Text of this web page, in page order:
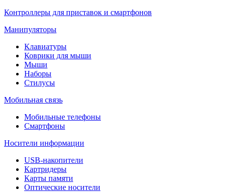
Контроллеры для приставок и смартфонов
Манипуляторы
Клавиатуры
Коврики для мыши
Мыши
Наборы
Стилусы
Мобильная связь
Мобильные телефоны
Смартфоны
Носители информации
USB-накопители
Картридеры
Карты памяти
Оптические носители